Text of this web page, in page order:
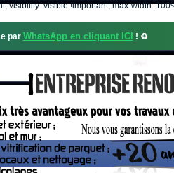
visible !important; max-width:
par WhatsApp en cliquant ICI ! ♻️